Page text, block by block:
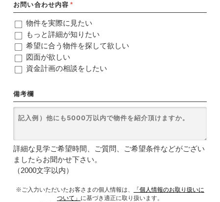
お問い合わせ内容 *
物件を実際に見たい
もっと詳細が知りたい
希望に合う物件を探して欲しい
図面が欲しい
資金計画の相談をしたい
備考欄
詳細な見学ご希望時間、ご質問、ご希望条件などがござい
ましたらお聞かせ下さい。
（2000文字以内）
※ご入力いただいたお客さまの個人情報は、
「個人情報のお取り扱いに
ついて」 に基づき適正に取り扱います。